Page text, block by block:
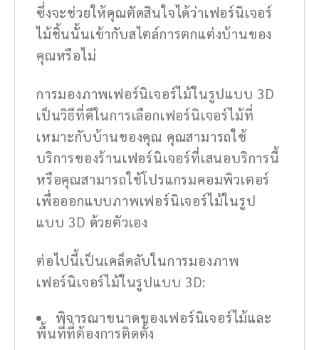
ซึ่งจะช่วยให้คุณตัดสินใจได้ว่าเฟอร์นิเจอร์
ไม้ชิ้นนั้นเข้ากับสไตล์การตกแต่งบ้านของ
คุณหรือไม่
การมองภาพเฟอร์นิเจอร์ไม้ในรูปแบบ 3D
เป็นวิธีที่ดีในการเลือกเฟอร์นิเจอร์ไม้ที่
เหมาะกับบ้านของคุณ คุณสามารถใช้
บริการของร้านเฟอร์นิเจอร์ที่เสนอบริการนี้
หรือคุณสามารถใช้โปรแกรมคอมพิวเตอร์
เพื่อออกแบบภาพเฟอร์นิเจอร์ไม้ในรูป
แบบ 3D ด้วยตัวเอง
ต่อไปนี้เป็นเคล็ดลับในการมองภาพ
เฟอร์นิเจอร์ไม้ในรูปแบบ 3D:
พิจารณาขนาดของเฟอร์นิเจอร์ไม้และ
พื้นที่ที่ต้องการติดตั้ง